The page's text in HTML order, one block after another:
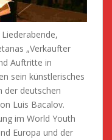
„Verkaufter
Auftritte in
sein künstlerisches
der deutschen
Luis Bacalov.
im World Youth
Europa und der